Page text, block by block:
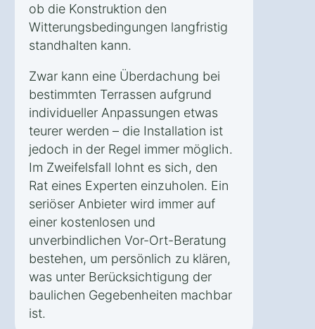
ob die Konstruktion den
Witterungsbedingungen langfristig
standhalten kann.
Zwar kann eine Überdachung bei
bestimmten Terrassen aufgrund
individueller Anpassungen etwas
teurer werden – die Installation ist
jedoch in der Regel immer möglich.
Im Zweifelsfall lohnt es sich, den
Rat eines Experten einzuholen. Ein
seriöser Anbieter wird immer auf
einer kostenlosen und
unverbindlichen Vor-Ort-Beratung
bestehen, um persönlich zu klären,
was unter Berücksichtigung der
baulichen Gegebenheiten machbar
ist.